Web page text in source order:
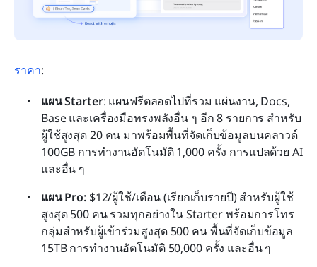
ราคา:
แผน Starter: แผนฟรีตลอดไปที่รวม แผ่นงาน, Docs,
Base และเครื่องมือทรงพลังอื่น ๆ อีก 8 รายการ สำหรับ
ผู้ใช้สูงสุด 20 คน มาพร้อมพื้นที่จัดเก็บข้อมูลบนคลาวด์
100GB การทำงานอัตโนมัติ 1,000 ครั้ง การแปลด้วย AI
และอื่น ๆ
แผน Pro: $12/ผู้ใช้/เดือน (เรียกเก็บรายปี) สำหรับผู้ใช้
สูงสุด 500 คน รวมทุกอย่างใน Starter พร้อมการโทร
กลุ่มสำหรับผู้เข้าร่วมสูงสุด 500 คน พื้นที่จัดเก็บข้อมูล
15TB การทำงานอัตโนมัติ 50,000 ครั้ง และอื่น ๆ